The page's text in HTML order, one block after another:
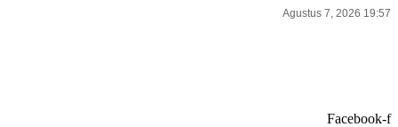
Agustus 7, 2026 19:57
Facebook-f